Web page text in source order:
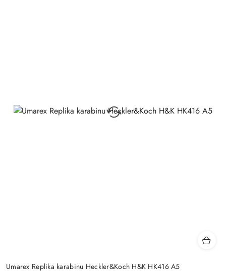
Umarex Replika karabinu Heckler&Koch H&K HK416 A5